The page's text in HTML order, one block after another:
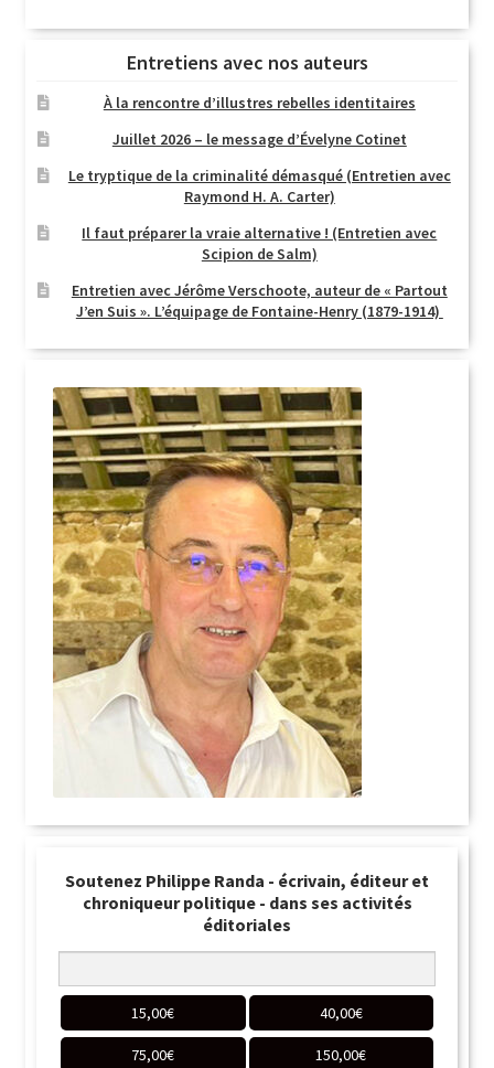
Entretiens avec nos auteurs
À la rencontre d’illustres rebelles identitaires
Juillet 2026 – le message d’Évelyne Cotinet
Le tryptique de la criminalité démasqué (Entretien avec
Raymond H. A. Carter)
Il faut préparer la vraie alternative ! (Entretien avec
Scipion de Salm)
Entretien avec Jérôme Verschoote, auteur de « Partout
J’en Suis ». L’équipage de Fontaine-Henry (1879-1914)
Soutenez Philippe Randa - écrivain, éditeur et
chroniqueur politique - dans ses activités
éditoriales
15,00€ 40,00€
75,00€ 150,00€